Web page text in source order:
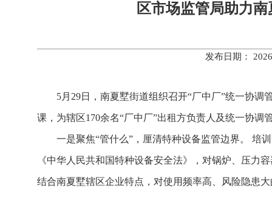
区市场监管局助力
发布日期：
5月29日，南夏墅街道组织召开“厂中厂”统一协
课，为辖区170余名“厂中厂”出租方负责人及统一协调
一是聚焦“管什么”，厘清特种设备监管边界。 培
《中华人民共和国特种设备安全法》，对锅炉、压力
结合南夏墅辖区企业特点，对使用频率高、风险隐患